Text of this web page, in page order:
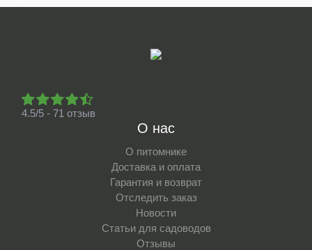
4.5/5 - 71 отзыв
О нас
О питомнике
Доставка и оплата
Гарантия и возврат
Отследить заказ
Новости
Статьи для садоводов
Отзывы